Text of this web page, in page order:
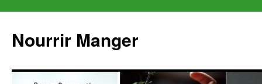
contenu
Nourrir Manger